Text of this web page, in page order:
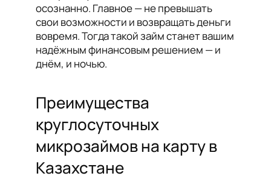
осознанно. Главное — не превышать
свои возможности и возвращать деньги
вовремя. Тогда такой займ станет вашим
надёжным финансовым решением — и
днём, и ночью.
Преимущества
круглосуточных
микрозаймов на карту в
Казахстане